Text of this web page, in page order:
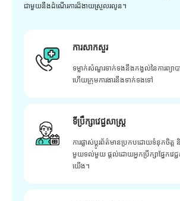
ជាមួយនឹងដំណើរការដ៏ងាយស្រួលរលូន។
ការសាកសួរ
ទម្លាក់សំណួរទាក់ទងនឹងកង្វល់នៃការព្យា
ហើយក្រុមការងារនឹងទាក់ទងទៅ
ទីប្រឹក្សាវេជ្ជសាស្ត្រ
ការផ្លាស់ប្តូរព័ត៌មានប្រកបដោយទំនុកចិត្
មួយទល់មួយ ផ្តល់ដោយអ្នកប្រឹក្សាផ្នែកវេជ្
យើង។